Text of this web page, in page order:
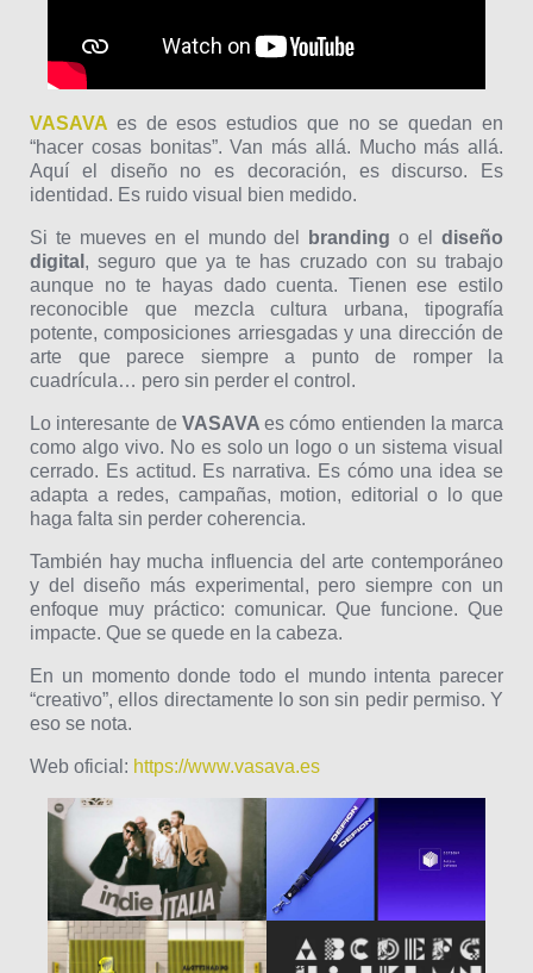
VASAVA es de esos estudios que no se quedan en
“hacer cosas bonitas”. Van más allá. Mucho más allá.
Aquí el diseño no es decoración, es discurso. Es
identidad. Es ruido visual bien medido.
Si te mueves en el mundo del brandingo eldiseño
digital , seguro que ya te has cruzado con su trabajo
aunque no te hayas dado cuenta. Tienen ese estilo
reconocible que mezcla cultura urbana, tipografía
potente, composiciones arriesgadas y una dirección de
arte que parece siempre a punto de romper la
cuadrícula… pero sin perder el control.
Lo interesante de VASAVA es cómo entienden la marca
como algo vivo. No es solo un logo o un sistema visual
cerrado. Es actitud. Es narrativa. Es cómo una idea se
adapta a redes, campañas, motion, editorial o lo que
haga falta sin perder coherencia.
También hay mucha influencia del arte contemporáneo
y del diseño más experimental, pero siempre con un
enfoque muy práctico: comunicar. Que funcione. Que
impacte. Que se quede en la cabeza.
En un momento donde todo el mundo intenta parecer
“creativo”, ellos directamente lo son sin pedir permiso. Y
eso se nota.
Web oficial: https://www.vasava.es